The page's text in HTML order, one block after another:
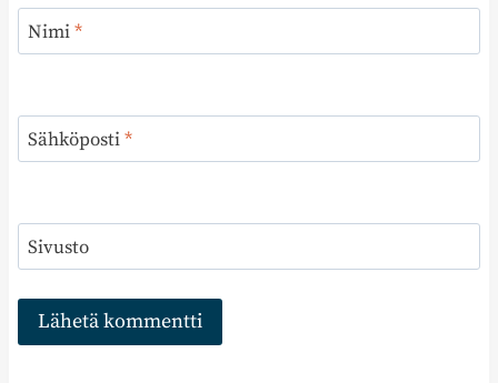
Nimi*
Sähköposti*
Sivusto